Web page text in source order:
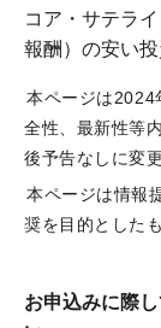
コア・サテラ
報酬）の安い
本ページは2024
全性、最新性等
後予告なしに変
本ページは情報
奨を目的とした
お申込みに際